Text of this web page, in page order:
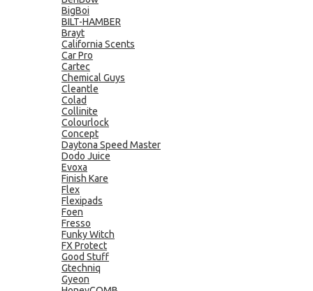
BigBoi
BILT-HAMBER
Brayt
California Scents
Car Pro
Cartec
Chemical Guys
Cleantle
Colad
Collinite
Colourlock
Concept
Daytona Speed Master
Dodo Juice
Evoxa
Finish Kare
Flex
Flexipads
Foen
Fresso
Funky Witch
FX Protect
Good Stuff
Gtechniq
Gyeon